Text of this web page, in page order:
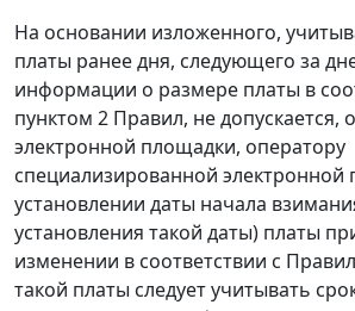
На основании изложенного,
платы ранее дня, следующего за
информации о размере платы в
пунктом 2 Правил, не допускается,
электронной площадки, оператору
специализированной
установлении даты начала
установления такой даты) платы
изменении в соответствии с
такой платы следует учитывать